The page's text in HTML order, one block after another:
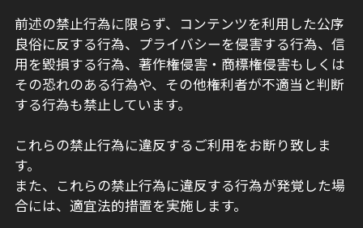
前述の禁止行為に限らず、コンテンツを利用した公序
良俗に反する行為、プライバシーを侵害する行為、信
用を毀損する行為、著作権侵害・商標権侵害もしくは
その恐れのある行為や、その他権利者が不適当と判断
する行為も禁止しています。
これらの禁止行為に違反するご利用をお断り致しま
す。
また、これらの禁止行為に違反する行為が発覚した場
合には、適宜法的措置を実施します。